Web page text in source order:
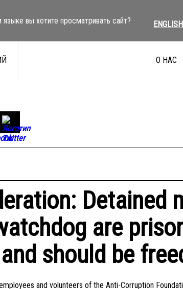
языке вы хотите просматривать сайт? ENGLISH
О НАС
Detained
are
should be
and volunteers of the Anti-Corruption